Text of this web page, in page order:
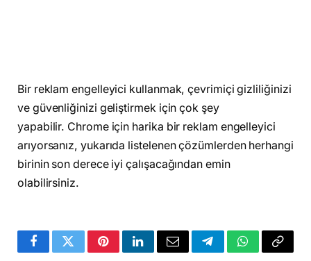
Bir reklam engelleyici kullanmak, çevrimiçi gizliliğinizi
ve güvenliğinizi geliştirmek için çok şey
yapabilir. Chrome için harika bir reklam engelleyici
arıyorsanız, yukarıda listelenen çözümlerden herhangi
birinin son derece iyi çalışacağından emin
olabilirsiniz.
FacebookTwitterPinterestLinkedInEmail TelegramWhatsApp
Copy